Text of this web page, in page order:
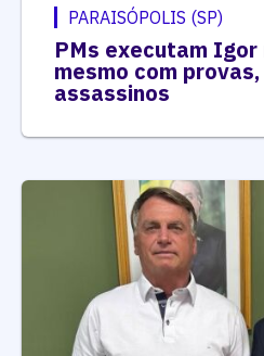
PARAISÓPOLIS (SP)
PMs executam
mesmo com
assassinos